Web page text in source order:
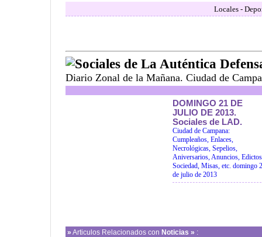
Locales -
Sociales de La Auténtica
Diario Zonal de la Mañana. Ciudad de
DOMINGO 21 DE
JULIO DE 2013.
Sociales de LAD.
Ciudad de Campana:
Cumpleaños, Enlaces,
Necrológicas, Sepelios,
Aniversarios, Anuncios,
Sociedad, Misas, etc. domingo
de julio de 2013
» Articulos Relacionados con Noticias » :